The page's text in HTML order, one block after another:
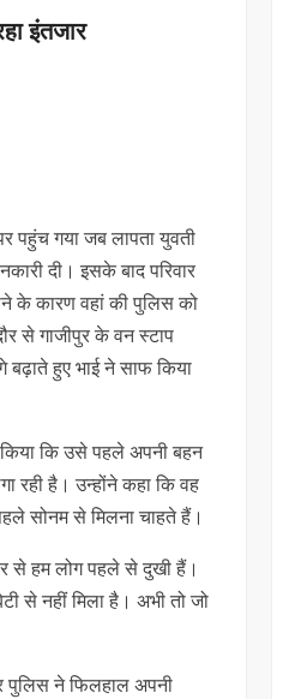
इंतजार
पहुंच गया जब लापता युवती
दी। इसके बाद परिवार
के कारण वहां की पुलिस को
से गाजीपुर के वन स्टाप
हुए भाई ने साफ किया
कि उसे पहले अपनी बहन
रही है। उन्होंने कहा कि वह
सोनम से मिलना चाहते हैं।
से हम लोग पहले से दुखी हैं।
से नहीं मिला है। अभी तो जो
पुलिस ने फिलहाल अपनी